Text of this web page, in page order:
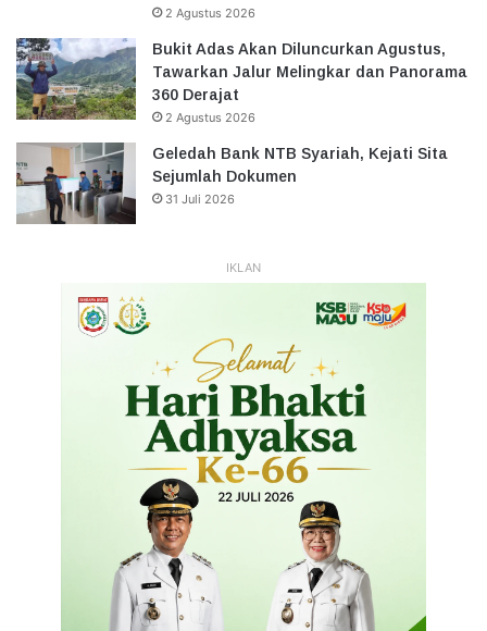
2 Agustus 2026
Bukit Adas Akan Diluncurkan Agustus,
Tawarkan Jalur Melingkar dan Panorama
360 Derajat
2 Agustus 2026
Geledah Bank NTB Syariah, Kejati Sita
Sejumlah Dokumen
31 Juli 2026
IKLAN